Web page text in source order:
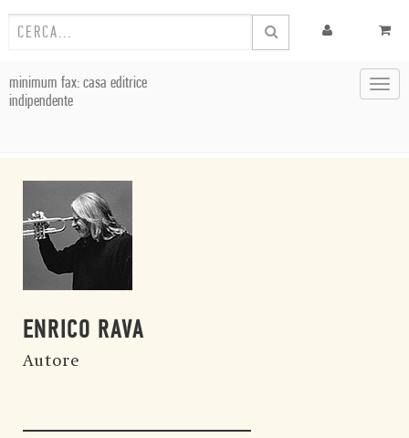
minimum fax: casa editrice
indipendente
ENRICO RAVA
Autore